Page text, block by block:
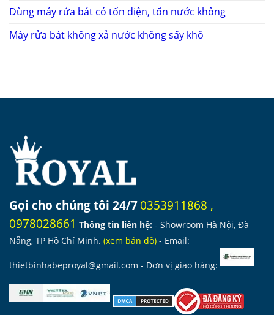
Dùng máy rửa bát có tốn điện, tốn nước không
Máy rửa bát không xả nước không sấy khô
Gọi cho chúng tôi 24/70353911868 ,
0978028661 Thông tin liên hệ: - Showroom Hà Nội, Đà
Nẵng, TP Hồ Chí Minh. (xem bản đồ) - Email:
thietbinhabeproyal@gmail.com - Đơn vị giao hàng: